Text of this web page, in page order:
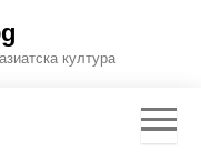
култура